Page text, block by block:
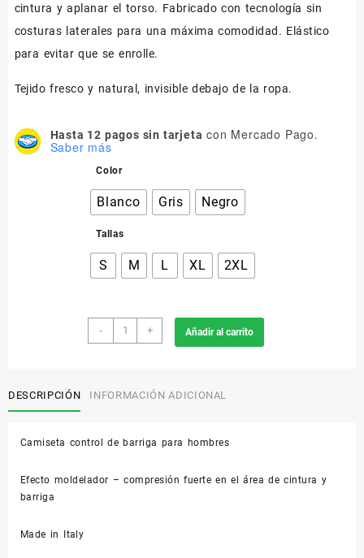
cintura y aplanar el torso. Fabricado con tecnología sin
costuras laterales para una máxima comodidad. Elástico
para evitar que se enrolle.
Tejido fresco y natural, invisible debajo de la ropa.
Hasta 12 pagos sin tarjeta con Mercado Pago.
Saber más
Color
Blanco Gris Negro
Tallas
S M L XL 2XL
-
418
Camiseta
Elastizado
cantidad
+ Añadir al carrito
DESCRIPCIÓN INFORMACIÓN ADICIONAL
Camiseta control de barriga para hombres
Efecto moldelador – compresión fuerte en el área de cintura y
barriga
Made in Italy